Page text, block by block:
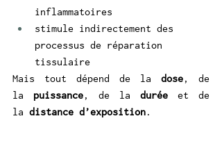
inflammatoires
stimule indirectement des
processus de réparation
tissulaire
Mais tout dépend de la dose, de
la puissance, de la durée et de
la distance d’exposition.